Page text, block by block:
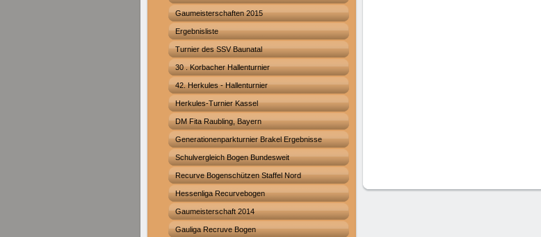
Gaumeisterschaften 2015
Ergebnisliste
Turnier des SSV Baunatal
30 . Korbacher Hallenturnier
42. Herkules - Hallenturnier
Herkules-Turnier Kassel
DM Fita Raubling, Bayern
Generationenparkturnier Brakel Ergebnisse
Schulvergleich Bogen Bundesweit
Recurve Bogenschützen Staffel Nord
Hessenliga Recurvebogen
Gaumeisterschaft 2014
Gauliga Recruve Bogen